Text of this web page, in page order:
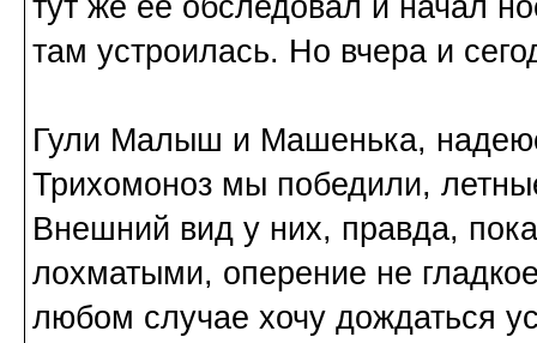
тут же ее обследовал и начал
там устроилась. Но вчера и
Гули Малыш и Машенька,
Трихомоноз мы победили,
Внешний вид у них, правда,
лохматыми, оперение не
любом случае хочу дождаться